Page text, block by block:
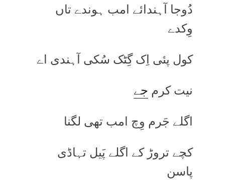
دُوجا آہندائے امب ہوندے تاں
وِکدے
کول پئی اِک گِٹک سُکی آہندی اے
نیت کرم جے
اگلے جَرم وِچ امب تھی لگنا
کچے تروڑ کے اگلے پَیل تہاڈی
پاسن